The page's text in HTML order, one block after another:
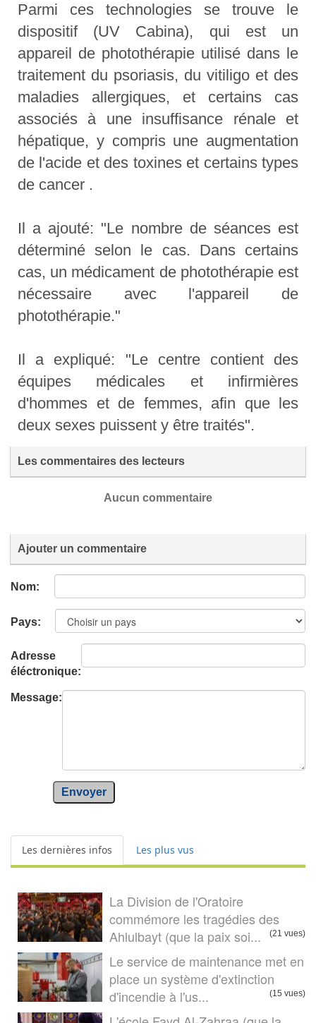
Parmi ces technologies se trouve le
dispositif (UV Cabina), qui est un
appareil de photothérapie utilisé dans le
traitement du psoriasis, du vitiligo et des
maladies allergiques, et certains cas
associés à une insuffisance rénale et
hépatique, y compris une augmentation
de l'acide et des toxines et certains types
de cancer .
Il a ajouté: "Le nombre de séances est
déterminé selon le cas. Dans certains
cas, un médicament de photothérapie est
nécessaire avec l'appareil de
photothérapie."
Il a expliqué: "Le centre contient des
équipes médicales et infirmières
d'hommes et de femmes, afin que les
deux sexes puissent y être traités".
Les commentaires des lecteurs
Aucun commentaire
Ajouter un commentaire
Nom:
Pays:
Adresse
éléctronique:
Message:
Envoyer
Les dernières infos Les plus vus
La Division de l'Oratoire
commémore les tragédies des
Ahlulbayt (que la paix soi...
(21 vues)
Le service de maintenance met en
place un système d'extinction
d'incendie à l'us...
(15 vues)